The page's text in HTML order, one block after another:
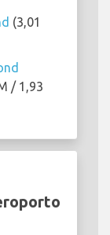
(3,01
/ 1,93